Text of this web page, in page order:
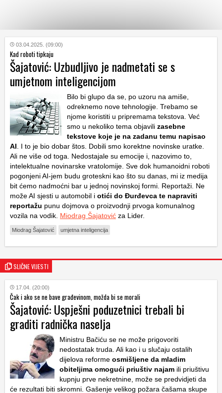
KATEGORIJE
HRVATSKI
WEB
03.04.2025. (09:00)
Kad roboti tipkaju
Šajatović: Uzbudljivo je nadmetati se s
umjetnom inteligencijom
Bilo bi glupo da se, po uzoru na amiše,
odreknemo nove tehnologije. Trebamo se
njome koristiti u pripremama tekstova. Već
smo u nekoliko tema objavili zasebne
tekstove koje je na zadanu temu napisao
AI . I to je bio dobar štos. Dobili smo korektne novinske uratke.
Ali ne više od toga. Nedostajale su emocije i, nazovimo to,
intelektualne novinarske vratolomije. Sve dok humanoidni roboti
pogonjeni AI-jem budu groteskni kao što su danas, mi iz medija
bit ćemo nadmoćni bar u jednoj novinskoj formi. Reportaži. Ne
može AI sjesti u automobil i otići do Đurđevca te napraviti
reportažu punu dojmova o proizvodnji prvoga komunalnog
vozila na vodik. Miodrag Šajatović za Lider.
Miodrag Šajatović umjetna inteligencija
SLIČNE VIJESTI
17.04. (20:00)
Čak i ako se ne bave građevinom, možda bi se morali
Šajatović: Uspješni poduzetnici trebali bi
graditi radnička naselja
Ministru Bačiću se ne može prigovoriti
nedostatak truda. Ali kao i u slučaju ostalih
dijelova reforme osmišljene da mladim
obiteljima omogući priuštiv najam ili priuštivu
kupnju prve nekretnine, može se predvidjeti da
će rezultati biti skromni. Gašenje velikog požara čašama skupe